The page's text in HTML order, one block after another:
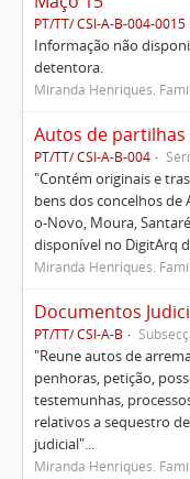
PT/TT/ CSI-A-B-004-0015
Informação não
detentora.
Miranda Henriques.
Autos de partilhas
PT/TT/ CSI-A-B-004
"Contém originais e
bens dos concelhos de
o-Novo, Moura,
disponível no DigitArq
Miranda Henriques.
Documentos
PT/TT/ CSI-A-B
"Reune autos de
penhoras, petição,
testemunhas,
relativos a sequestro
judicial"...
Miranda Henriques.